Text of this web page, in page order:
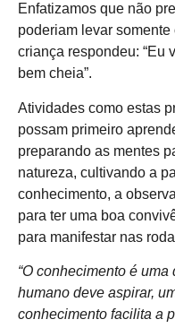
Enfatizamos que não
poderiam levar
criança respondeu: “Eu
bem cheia”.
Atividades como estas
possam primeiro
preparando as mentes
natureza, cultivando a
conhecimento, a
para ter uma boa
para manifestar nas
“O conhecimento é
humano deve aspirar,
conhecimento facilita a